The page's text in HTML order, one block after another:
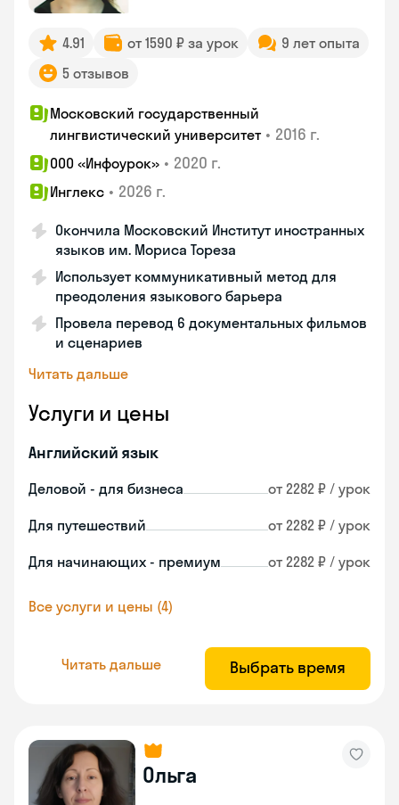
4.91 от 1590 ₽ за урок
9 лет опыта
5 отзывов
Московский государственный
лингвистический университет • 2016 г.
ООО «Инфоурок» • 2020 г.
Инглекс • 2026 г.
Окончила Московский Институт иностранных
языков им. Мориса Тореза
Использует коммуникативный метод для
преодоления языкового барьера
Провела перевод 6 документальных фильмов
и сценариев
Читать дальше
Услуги и цены
Английский язык
Деловой - для бизнеса от 2282 ₽ / урок
Для путешествий от 2282 ₽ / урок
Для начинающих - премиум от 2282 ₽ / урок
Все услуги и цены (4)
Читать дальше Выбрать время
Ольга